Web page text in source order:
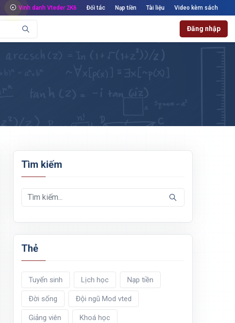
Vinh danh Vteder 2K6 Đối tác Nạp tiền Tài liệu Video kèm sách
Đăng nhập
Tìm kiếm
Thẻ
Tuyển sinh Lịch học Nạp tiền
Đời sống Đội ngũ Mod vted
Giảng viên Khoá học